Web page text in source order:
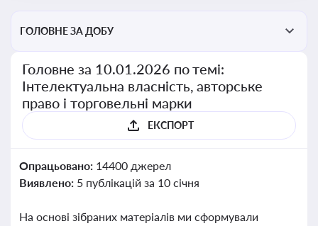
ГОЛОВНЕ ЗА ДОБУ
Головне за 10.01.2026 по темі:
Інтелектуальна власність, авторське
право і торговельні марки
ЕКСПОРТ
Опрацьовано: 14400 джерел
Виявлено: 5 публікацій за 10 січня
На основі зібраних матеріалів ми сформували